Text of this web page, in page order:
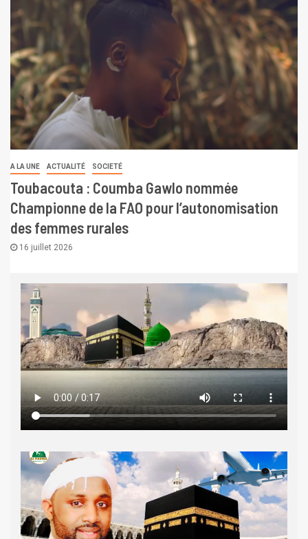
A LA UNE ACTUALITÉ SOCIETÉ
Toubacouta : Coumba Gawlo nommée
Championne de la FAO pour l’autonomisation
des femmes rurales
16 juillet 2026